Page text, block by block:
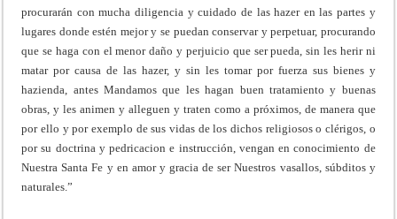
procurarán con mucha diligencia y cuidado de las hazer en las partes y
lugares donde estén mejor y se puedan conservar y perpetuar, procurando
que se haga con el menor daño y perjuicio que ser pueda, sin les herir ni
matar por causa de las hazer, y sin les tomar por fuerza sus bienes y
hazienda, antes Mandamos que les hagan buen tratamiento y buenas
obras, y les animen y alleguen y traten como a próximos, de manera que
por ello y por exemplo de sus vidas de los dichos religiosos o clérigos, o
por su doctrina y pedricacion e instrucción, vengan en conocimiento de
Nuestra Santa Fe y en amor y gracia de ser Nuestros vasallos, súbditos y
naturales.”